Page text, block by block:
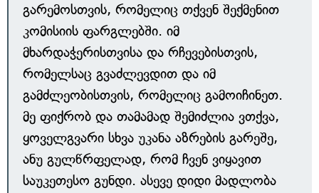
გარემოსთვის, რომელიც თქვენ შექმენით
კომისიის ფარგლებში. იმ
მხარდაჭერისთვისა და რჩევებისთვის,
რომელსაც გვაძლევდით და იმ
გამძლეობისთვის, რომელიც გამოიჩინეთ.
მე ფიქრობ და თამამად შემიძლია ვთქვა,
ყოველგვარი სხვა უკანა აზრების გარეშე,
ანუ გულწრფელად, რომ ჩვენ ვიყავით
საუკეთესო გუნდი. ასევე დიდი მადლობა